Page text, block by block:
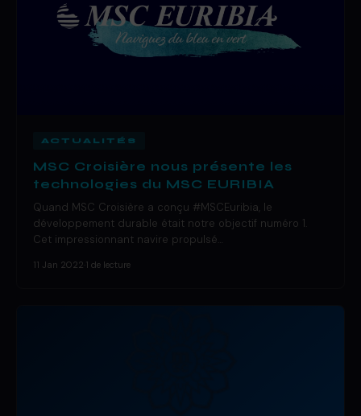
ACTUALITÉS
MSC Croisière nous présente les
technologies du MSC EURIBIA
Quand MSC Croisière a conçu #MSCEuribia, le
développement durable était notre objectif numéro 1.
Cet impressionnant navire propulsé…
11 Jan 2022 1 de lecture